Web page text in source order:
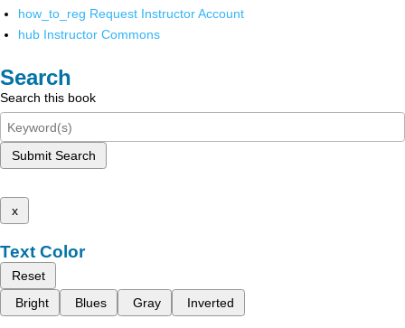
how_to_reg Request Instructor Account
hub Instructor Commons
Search
Search this book
Submit Search
x
Text Color
Reset
Bright
Blues Gray Inverted